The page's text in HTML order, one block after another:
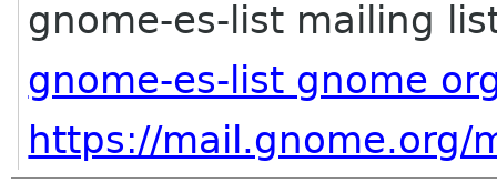
gnome-es-list mailing
gnome-es-list gnome
https://mail.gnome.org/